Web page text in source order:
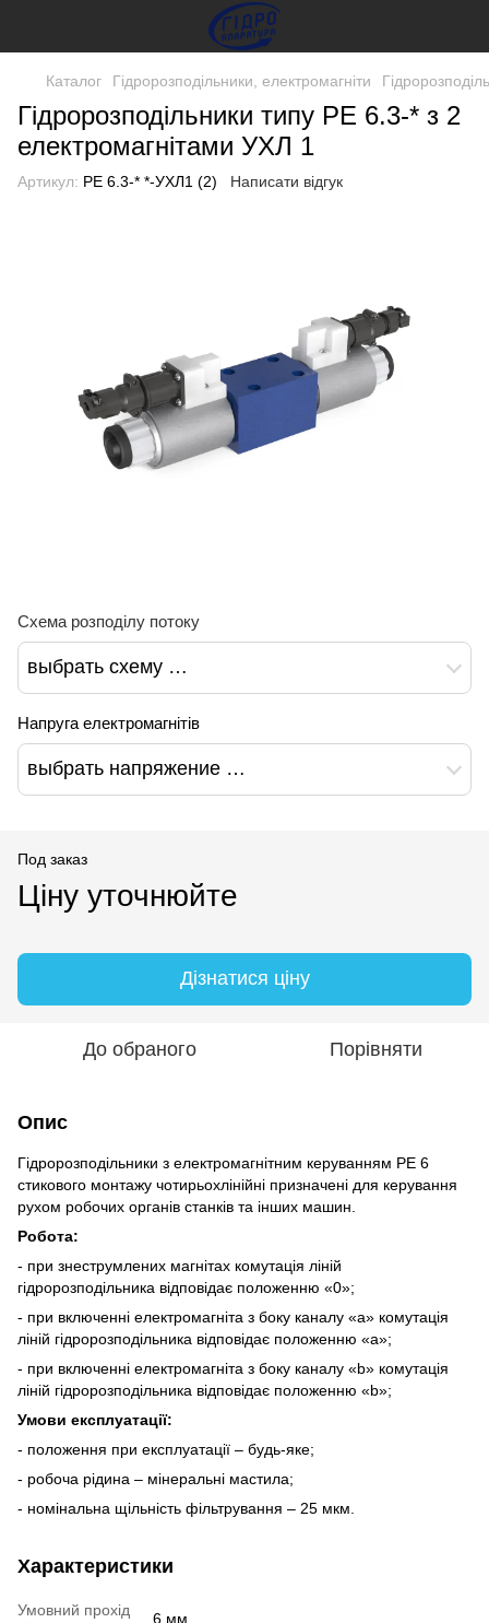
Каталог Гідророзподільники, електромагніти
Гідророзподільники типу РЕ 6.3-* з 2
електромагнітами УХЛ 1
Артикул: РЕ 6.3-* *-УХЛ1 (2) Написати відгук
Схема розподілу потоку
выбрать схему …
Напруга електромагнітів
выбрать напряжение …
Под заказ
Ціну уточнюйте
Дізнатися ціну
До обраного Порівняти
Опис
Гідророзподільники з електромагнітним керуванням РЕ 6
стикового монтажу чотирьохлінійні призначені для керування
рухом робочих органів станків та інших машин.
Робота:
- при знеструмлених магнітах комутація ліній
гідророзподільника відповідає положенню «0»;
- при включенні електромагніта з боку каналу «а» комутація
ліній гідророзподільника відповідає положенню «а»;
- при включенні електромагніта з боку каналу «b» комутація
ліній гідророзподільника відповідає положенню «b»;
Умови експлуатації:
- положення при експлуатації – будь-яке;
- робоча рідина – мінеральні мастила;
- номінальна щільність фільтрування – 25 мкм.
Характеристики
Умовний прохід
6 мм